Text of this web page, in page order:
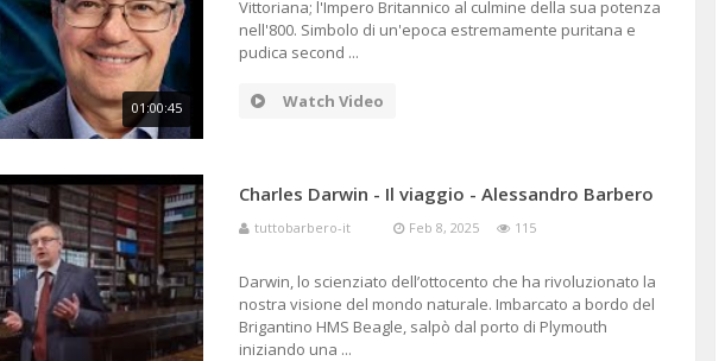
01:00:45
Vittoriana; l'Impero Britannico al culmine della sua potenza
nell'800. Simbolo di un'epoca estremamente puritana e
pudica second ...
Watch Video
Charles Darwin - Il viaggio - Alessandro Barbero
tuttobarbero-it Feb 8, 2025 115
Darwin, lo scienziato dell’ottocento che ha rivoluzionato la
nostra visione del mondo naturale. Imbarcato a bordo del
Brigantino HMS Beagle, salpò dal porto di Plymouth
iniziando una ...